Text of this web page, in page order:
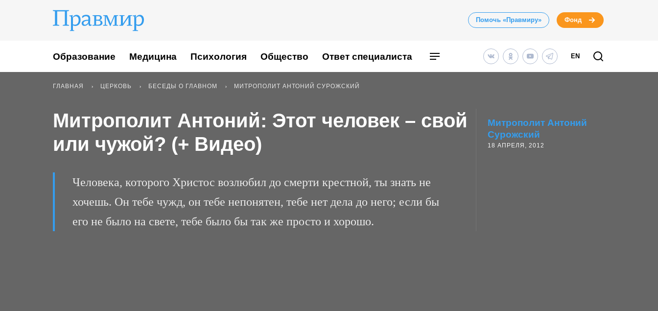
Помочь «Правмиру» Фонд
Образование Медицина Психология Общество Ответ специалиста EN
ГЛАВНАЯ ЦЕРКОВЬ БЕСЕДЫ О ГЛАВНОМ МИТРОПОЛИТ АНТОНИЙ СУРОЖСКИЙ
Митрополит Антоний: Этот человек – свой
или чужой? (+ Видео)
Человека, которого Христос возлюбил до смерти крестной, ты знать не
хочешь. Он тебе чужд, он тебе непонятен, тебе нет дела до него; если бы
его не было на свете, тебе было бы так же просто и хорошо.
Митрополит Антоний
Сурожский
18 АПРЕЛЯ, 2012